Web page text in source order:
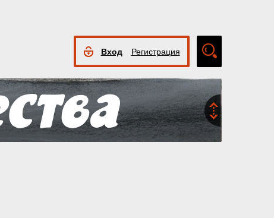
Вход Регистрация
поиск